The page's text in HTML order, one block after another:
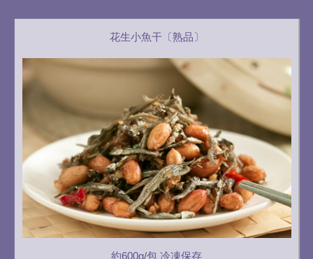
花生小魚干〔熟品〕
約600g/包 冷凍保存